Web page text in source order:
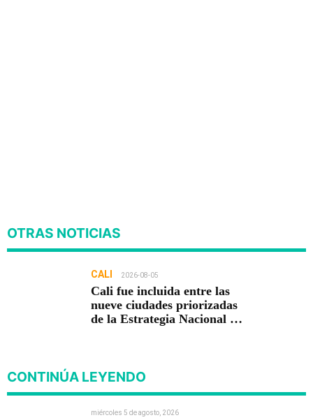
OTRAS NOTICIAS
CALI 2026-08-05
Cali fue incluida entre las
nueve ciudades priorizadas
de la Estrategia Nacional de
CONTINÚA LEYENDO
miércoles 5 de agosto, 2026